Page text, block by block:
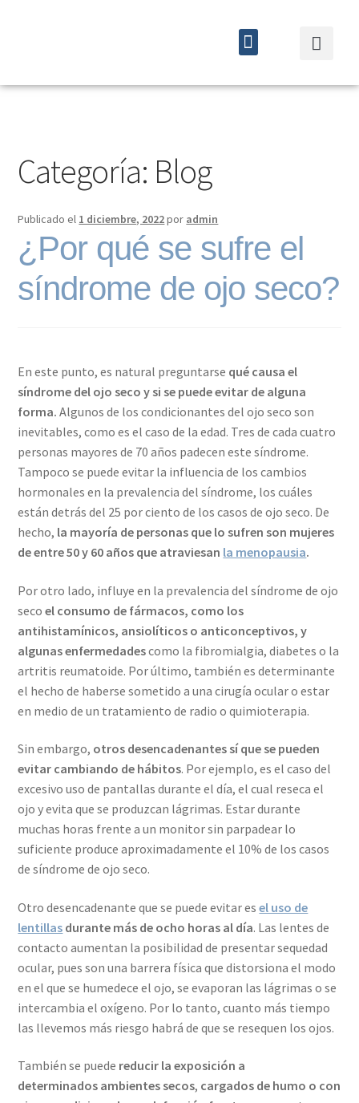
Categoría: Blog
Publicado el 1 diciembre, 2022por admin
¿Por qué se sufre el
síndrome de ojo seco?
En este punto, es natural preguntarse qué causa el
síndrome del ojo seco y si se puede evitar de alguna
forma.Algunos de los condicionantes del ojo seco son
inevitables, como es el caso de la edad. Tres de cada cuatro
personas mayores de 70 años padecen este síndrome.
Tampoco se puede evitar la influencia de los cambios
hormonales en la prevalencia del síndrome, los cuáles
están detrás del 25 por ciento de los casos de ojo seco. De
hecho, la mayoría de personas que lo sufren son mujeres
de entre 50 y 60 años que atraviesan la menopausia.
Por otro lado, influye en la prevalencia del síndrome de ojo
secoel consumo de fármacos, como los
antihistamínicos, ansiolíticos o anticonceptivos, y
algunas enfermedadescomo la fibromialgia, diabetes o la
artritis reumatoide. Por último, también es determinante
el hecho de haberse sometido a una cirugía ocular o estar
en medio de un tratamiento de radio o quimioterapia.
Sin embargo, otros desencadenantes sí quese pueden
evitar cambiando de hábitos. Por ejemplo, es el caso del
excesivo uso de pantallas durante el día, el cual reseca el
ojo y evita que se produzcan lágrimas. Estar durante
muchas horas frente a un monitor sin parpadear lo
suficiente produce aproximadamente el 10% de los casos
de síndrome de ojo seco.
Otro desencadenante que se puede evitar esel uso de
lentillas durante más de ocho horas al día. Las lentes de
contacto aumentan la posibilidad de presentar sequedad
ocular, pues son una barrera física que distorsiona el modo
en el que se humedece el ojo, se evaporan las lágrimas o se
intercambia el oxígeno. Por lo tanto, cuanto más tiempo
las llevemos más riesgo habrá de que se resequen los ojos.
También se puede reducir la exposición a
determinados ambientes secos, cargados de humo o con